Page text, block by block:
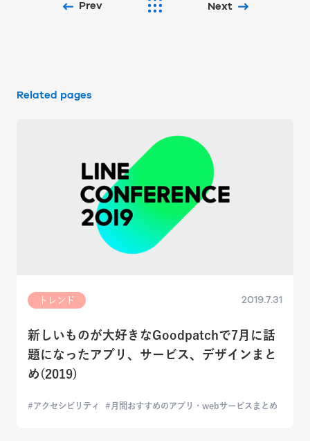
Prev Next
Related pages
トレンド 2019.7.31
新しいものが大好きなGoodpatchで7月に話
題になったアプリ、サービス、デザインまと
め(2019)
アクセシビリティ 月間おすすめのアプリ・webサービスまとめ